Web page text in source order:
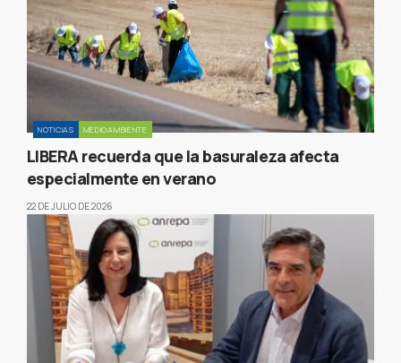
NOTICIAS MEDIOAMBIENTE
LIBERA recuerda que la basuraleza afecta
especialmente en verano
22 DE JULIO DE 2026